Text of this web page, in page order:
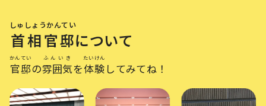
首相官邸
しゅしょうかんてい
について
官邸
かんてい
の雰囲気
ふんいき
を体験
たいけん
してみてね！